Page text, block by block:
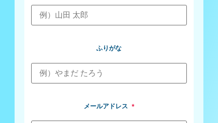
ふりがな
メールアドレス *